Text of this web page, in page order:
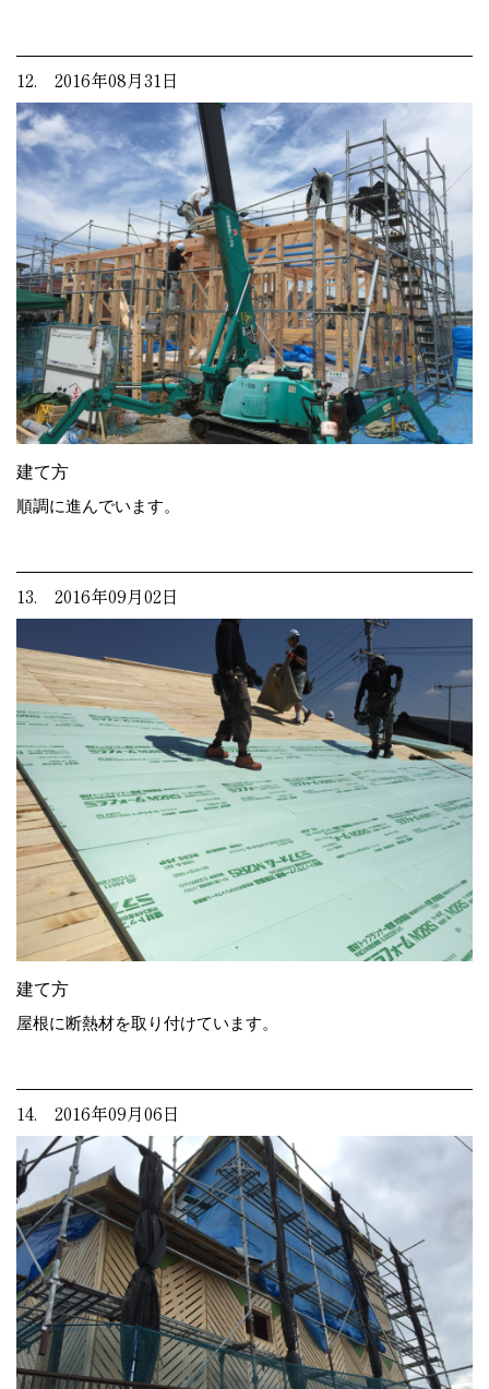
12. 2016年08月31日
建て方
順調に進んでいます。
13. 2016年09月02日
建て方
屋根に断熱材を取り付けています。
14. 2016年09月06日